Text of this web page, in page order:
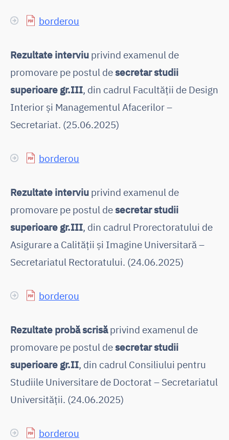
borderou
Rezultate interviu privind examenul de
promovare pe postul desecretar studii
superioare gr.III, din cadrul Facultății de Design
Interior și Managementul Afacerilor –
Secretariat. (25.06.2025)
borderou
Rezultate interviu privind examenul de
promovare pe postul desecretar studii
superioare gr.III, din cadrul Prorectoratului de
Asigurare a Calității și Imagine Universitară –
Secretariatul Rectoratului. (24.06.2025)
borderou
Rezultate probă scrisăprivind examenul de
promovare pe postul desecretar studii
superioare gr.II, din cadrul Consiliului pentru
Studiile Universitare de Doctorat – Secretariatul
Universității. (24.06.2025)
borderou